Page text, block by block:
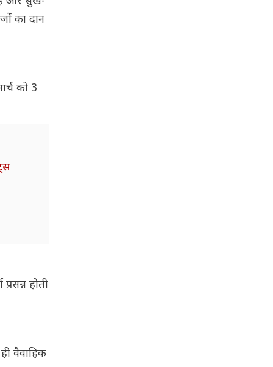
का दान
को 3
होती
वैवाहिक